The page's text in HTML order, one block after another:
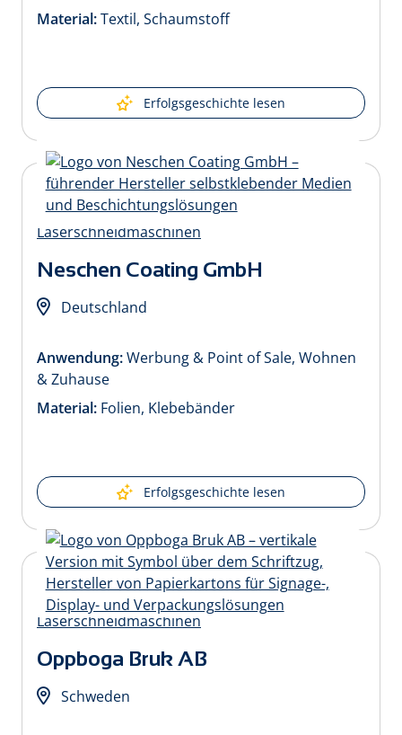
Material:Textil, Schaumstoff
Erfolgsgeschichte lesen
Neschen Coating GmbH
Deutschland
Anwendung:Werbung & Point of Sale, Wohnen
& Zuhause
Material: Folien, Klebebänder
Erfolgsgeschichte lesen
Oppboga Bruk AB
Schweden